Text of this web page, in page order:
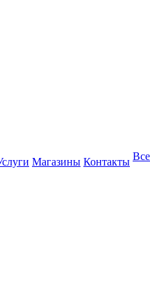
Магазины Контакты Все